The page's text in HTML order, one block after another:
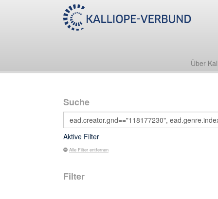
Über
Suche
Aktive Filter
Alle Filter entfernen
Filter